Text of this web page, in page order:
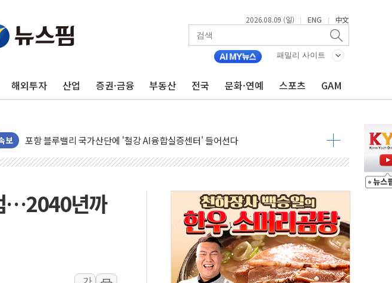
2026.08.09 (일) | ENG | 中文
패밀리 사이트
해외투자 산업 증권·금융 부동산 전국 문화·연예 스포츠 GAM
보
125mm 폭우 쏟아진 울진...'두천~하당'·'올미골교' 차량 통행 선제 제한
평택 진위면 공장서 질식사고 발생…작업자 1명 숨져
상주 낙동강 선착장 하류서 50대 숨진 채 발견...경찰, 조사 중
[종합] 김민석, 정청래에 누적 1.48%p 차 선두 유지...金 46.01% vs 鄭 44.53%
인천서 말다툼 중 어머니 살해 10대 구속…범행 후 반려견도 죽여
김민석, 강원·대구·경북 경선서 정청래에 승리…金 48.54% vs 鄭 44.40%
[속보] 민주, 강원·대구·경북 경선 결과...김민석 48.54% 정청래 44.40%
[속보] 민주, 경북 경선 결과 발표...김민석 47.37% 정청래 45.71% 송영길 6.92%
[속보] 민주, 대구 경선 결과 발표...정청래 47.82% 김민석 46.35% 송영길 5.83%
…2040년까
가